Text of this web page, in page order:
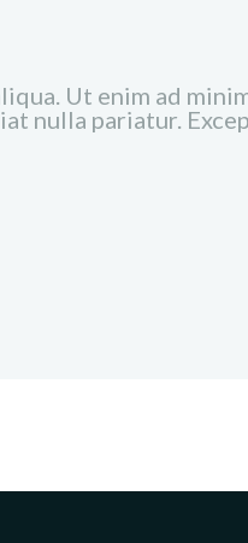
Ut enim ad
nulla pariatur.